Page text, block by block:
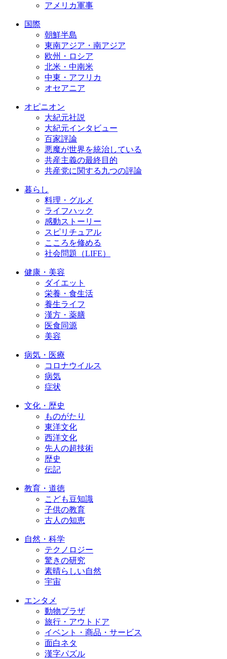
アメリカ軍事
国際
朝鮮半島
東南アジア・南アジア
欧州・ロシア
北米・中南米
中東・アフリカ
オセアニア
オピニオン
大紀元社説
大紀元インタビュー
百家評論
悪魔が世界を統治している
共産主義の最終目的
共産党に関する九つの評論
暮らし
料理・グルメ
ライフハック
感動ストーリー
スピリチュアル
こころを修める
社会問題（LIFE）
健康・美容
ダイエット
栄養・食生活
養生ライフ
漢方・薬膳
医食同源
美容
病気・医療
コロナウイルス
病気
症状
文化・歴史
ものがたり
東洋文化
西洋文化
先人の超技術
歴史
伝記
教育・道徳
こども豆知識
子供の教育
古人の知恵
自然・科学
テクノロジー
驚きの研究
素晴らしい自然
宇宙
エンタメ
動物プラザ
旅行・アウトドア
イベント・商品・サービス
面白ネタ
漢字パズル